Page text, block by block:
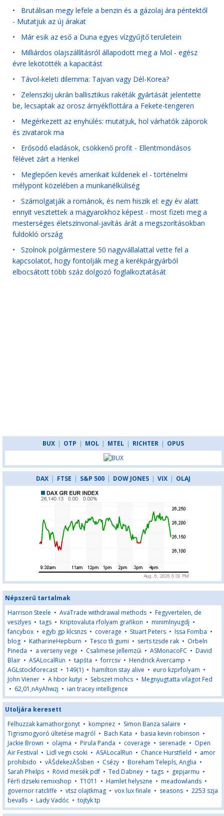
• Brutálisan megy lefele a benzin és a gázolaj ára péntektől
- Mutatjuk az új árakat
• Már esik az eső a Duna egyes vízgyűjtő területein
• Milliárdos olajszállításról állapodott meg a Mol - egész
évre lekötötték a kapacitást
• Távol-keleti dilemma: Tajvan vagy Dél-Korea?
• Zelenszkij ukrán ballisztikus rakéták gyártását jelentette
be, lecsaptak az orosz árnyékflottára a Fekete-tengeren
• Megérkezett az enyhülés: mutatjuk, hol várhatók záporok
és zivatarok ma
• Erősödő eladások, csökkenő profit - Ellentmondásos
félévet zárt a Henkel
• Meglepően kevés amerikait küldenek el - történelmi
mélypont közelében a munkanélküliség
• Számolgatják a románok, és nem hiszik el: egy év alatt
ennyit vesztettek a magyarokhoz képest - most fizeti meg a
mesterséges életszínvonal-javítás árát a megszorításokban
fuldokló ország
• Szolnok polgármestere 50 nagyvállalattal vette fel a
kapcsolatot, hogy fontolják meg a kerékpárgyárból
elbocsátott több száz dolgozó foglalkoztatását
BUX | OTP | MOL | MTEL | RICHTER | OPUS
DAX | FTSE | S&P 500 | DOW JONES | VIX | OLAJ
Népszerű tartalmak
Harrison Steele • AvaTrade withdrawal methods • Fegyvertelen, de
veszlyes • tags • Kriptovaluta rfolyam grafikon • minimlnyugdj •
fancybox • egyb gp klcsnzs • coverage • Stuart Peters • Issa Fomba •
blog • KatharineHepburn • Tesco tli gumi • serts tzsde rak • Orbeln
Pineda • a verseny vege • Csalimese jellemzűi • ASMonacoFC • David
Blair • ASALocalRun • tapšta •forrcsv • Hendrick Avercamp •
AGLstockforecast • 149(1) • hamilton stay alive • euro kzprfolyam •
John Viener • A hbor kutyi • Sebszet mohcs • Megnyugtatta vilagot Fed
• 62,01,nAyAhwzj • ian tracey intelligence
Utoljára keresett
Felhuzzak kamathorgonyt • kompnez • Simon Banza salaire •
Tigrismogyoró ültetése magról • Bach Kata • basia kevin robinson •
Jackie Brown • olajma • Pirula Panda • coverage • serenade • Open
Air Festival • Lidl vegn csoki • ASALocalRun • Chance Hurstfield • amor
prohibido • vĂŠdekezĂŠsben • Csézy • Boreham Telepls, Anglia •
Sarah Phelps • Rövid mesék pdf • Ted Dabney • tags • gepjarmu •
Férfi dzseki remixshop • T1011 • Hamlet helyszne • meadowlands •
governor ratcliffe • vtsz olajtkmag • vox lux finale • seasons • 2253 szja
bevalls • Lady Vadóc • tojtyk tp